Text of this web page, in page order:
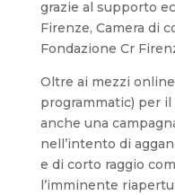
grazie al supporto
Firenze, Camera di
Fondazione Cr
Oltre ai mezzi
programmatic) per
anche una
nell’intento di
e di corto raggio
l’imminente